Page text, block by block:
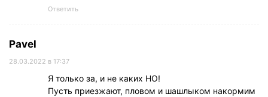
Ответить
Pavel
28.03.2022 в 17:37
Я только за, и не каких НО!
Пусть приезжают, пловом и шашлыком накормим